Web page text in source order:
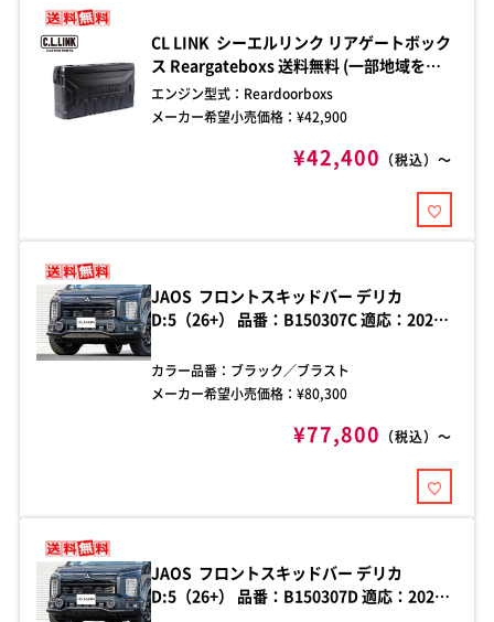
CL LINK シーエルリンク リアゲートボック
ス Reargateboxs 送料無料 (一部地域を除
く) 商品コード：Reardoorboxs ■サイ
ズ：約W670mm×H360mm×D215mm
8.7kg※取り付けステー含む ■耐荷重（本
エンジン型式： Reardoorboxs
メーカー希望小売価格：¥42,900
¥42,400 （税込）～
JAOS フロントスキッドバー デリカ
D:5（26+） 品番：B150307C 適応：2026
粉体塗装
カラー品番： ブラック／ブラスト
メーカー希望小売価格：¥80,300
¥77,800 （税込）～
JAOS フロントスキッドバー デリカ
D:5（26+） 品番：B150307D 適応：2026